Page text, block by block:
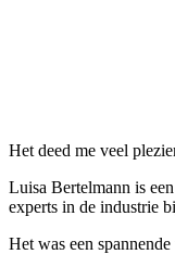
Het deed me veel
Luisa Bertelmann is
experts in de industrie
Het was een